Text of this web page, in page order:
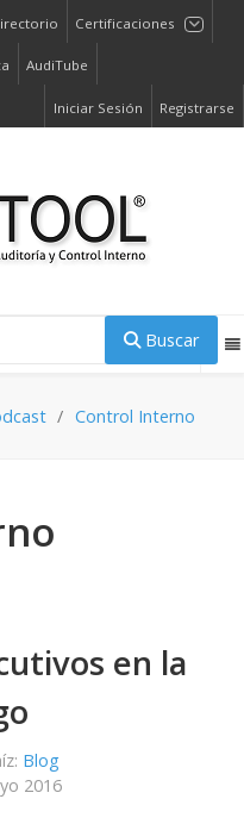
Certificaciones
AudiTube
Iniciar Sesión Registrarse
Buscar
Control Interno
en la
Blog
2016